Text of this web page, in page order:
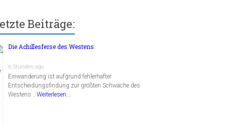
Beiträge:
Die Achillesferse des Westens
6 Stunden ago
Einwanderung ist aufgrund fehlerhafter
Entscheidungsfindung zur größten Schwäche des
Westens …Weiterlesen...